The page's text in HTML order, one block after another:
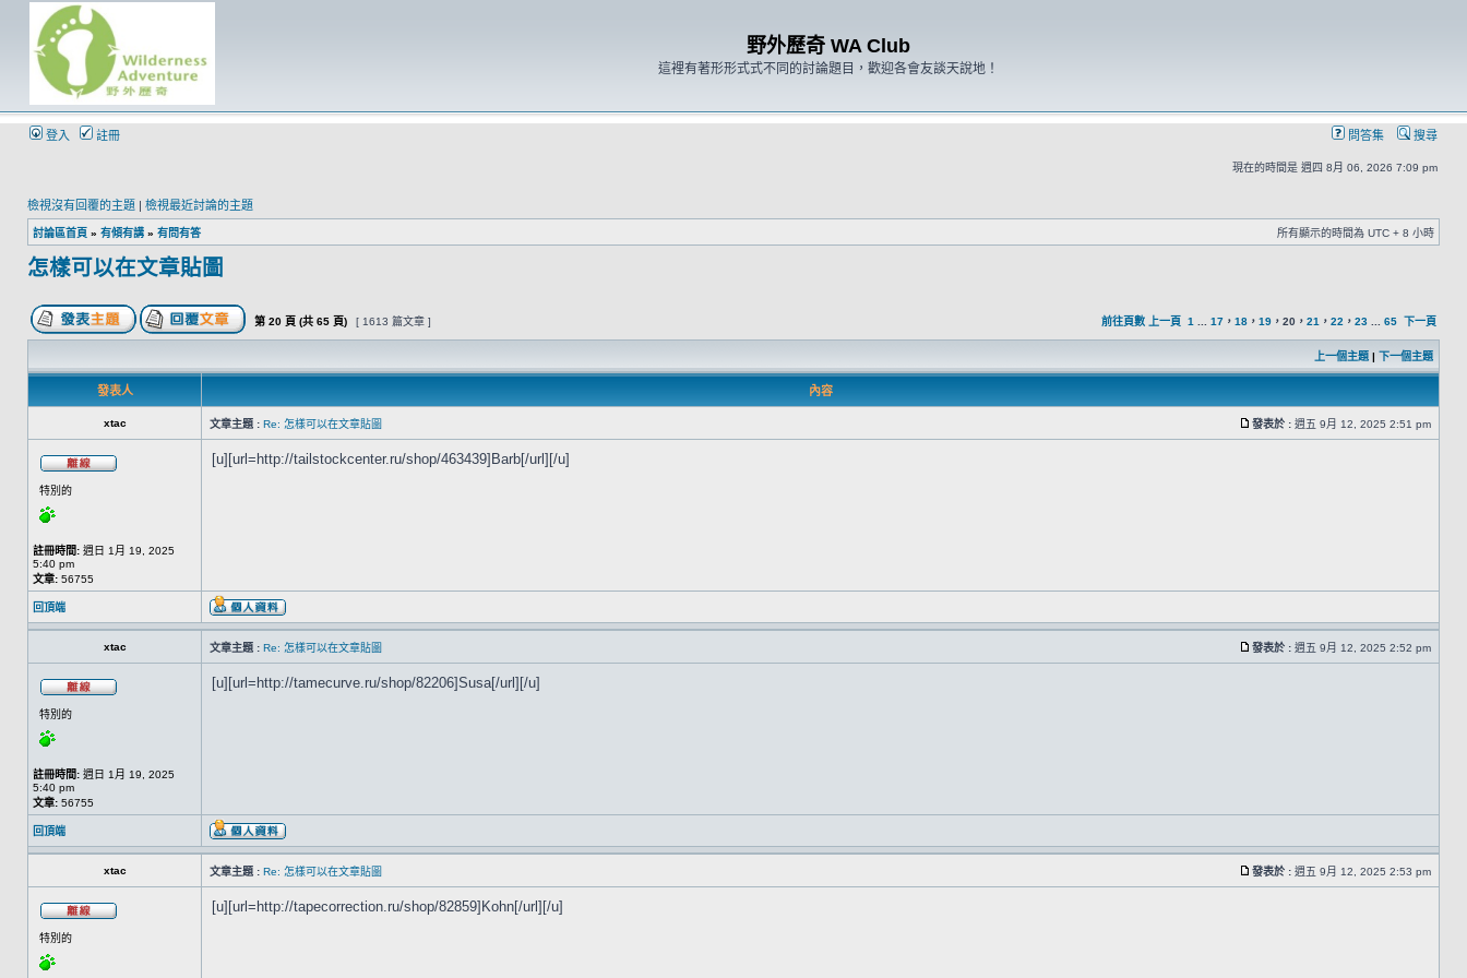
野外歷奇 WA Club
這裡有著形形式式不同的討論題目，歡迎各會友談天說地！
登入 註冊 問答集 搜尋
現在的時間是 週四 8月 06, 2026 7:09 pm
檢視沒有回覆的主題 | 檢視最近討論的主題
討論區首頁 » 有傾有講 » 有問有答 所有顯示的時間為 UTC + 8 小時
怎樣可以在文章貼圖
第 20 頁 (共 65 頁) [ 1613 篇文章 ] 前往頁數 上一頁 1 17 ， 18 ， 19 ， 20 ， 21 ， 22 ， 23 65 下一頁
上一個主題 | 下一個主題
發表人 內容
xtac 文章主題 : Re: 怎樣可以在文章貼圖 發表於 : 週五 9月 12, 2025 2:51 pm
特別的
註冊時間: 週日 1月 19, 2025
5:40 pm
文章: 56755
[u][url=http://tailstockcenter.ru/shop/463439]Barb[/url][/u]
回頂端
xtac 文章主題 : Re: 怎樣可以在文章貼圖 發表於 : 週五 9月 12, 2025 2:52 pm
特別的
註冊時間: 週日 1月 19, 2025
5:40 pm
文章: 56755
[u][url=http://tamecurve.ru/shop/82206]Susa[/url][/u]
回頂端
xtac 文章主題 : Re: 怎樣可以在文章貼圖 發表於 : 週五 9月 12, 2025 2:53 pm
特別的
[u][url=http://tapecorrection.ru/shop/82859]Kohn[/url][/u]